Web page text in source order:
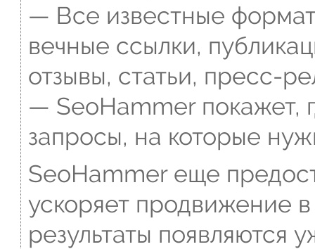
— Все известные
вечные ссылки,
отзывы, статьи, пресс-
— SeoHammer покажет,
запросы, на которые
SeoHammer еще
ускоряет продвижение
результаты появляются